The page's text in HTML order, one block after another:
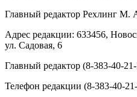
Главный редактор Рехлинг М.
Адрес редакции: 633456,
ул. Садовая, 6
Главный редактор (8-383-40-
Телефон редакции (8-383-40-